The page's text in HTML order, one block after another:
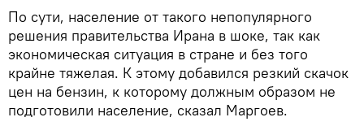
По сути, население от такого непопулярного
решения правительства Ирана в шоке, так как
экономическая ситуация в стране и без того
крайне тяжелая. К этому добавился резкий скачок
цен на бензин, к которому должным образом не
подготовили население, сказал Маргоев.